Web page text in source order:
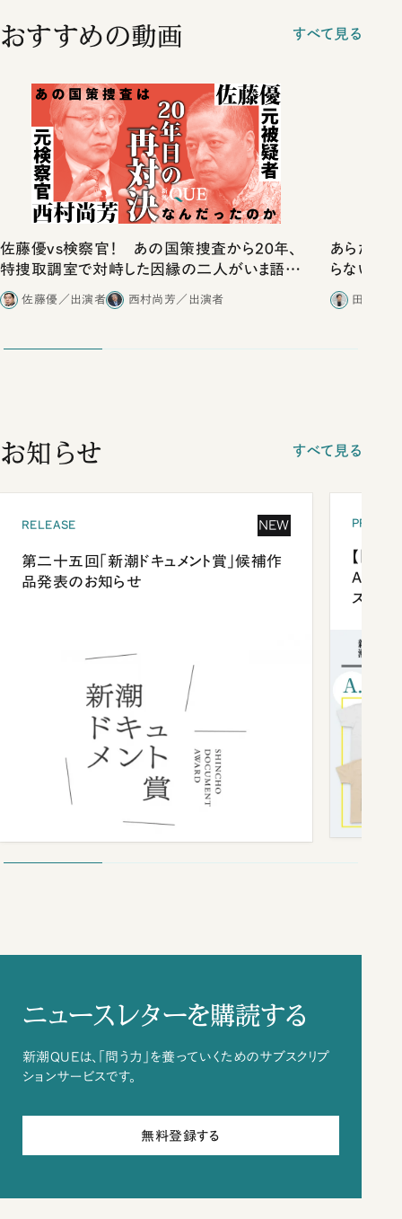
おすすめの動画 すべて見る
佐藤優vs検察官！ あの国策捜査から20年、
特捜取調室で対峙した因縁の二人がいま語り
合ったこと
佐藤優／出演者 西村尚芳／出演者
あらため
らない腐
田内学
お知らせ すべて見る
RELEASE NEW
第二十五回「新潮ドキュメント賞」候補作
品発表のお知らせ
【「新
ズプレ
ニュースレターを購読する
新潮QUEは、「問う力」を養っていくためのサブスクリプ
ションサービスです。
無料登録する